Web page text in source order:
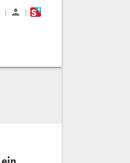
| |